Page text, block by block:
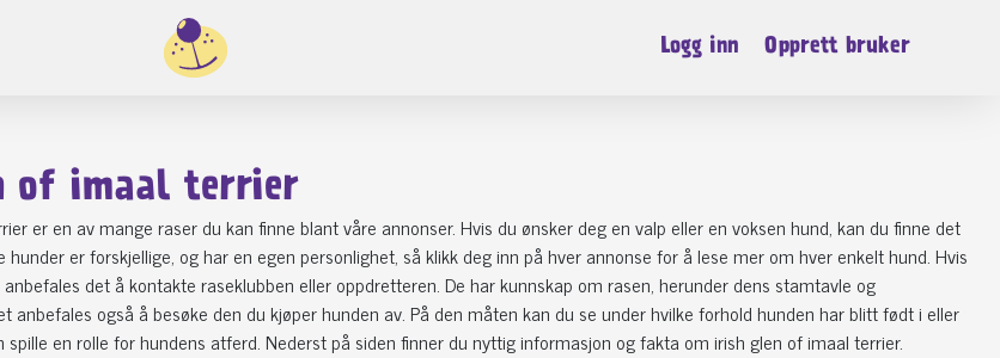
Logg inn Opprett bruker
of imaal terrier
er en av mange raser du kan finne blant våre annonser. Hvis du ønsker deg en valp eller en voksen hund, kan du finne det
hunder er forskjellige, og har en egen personlighet, så klikk deg inn på hver annonse for å lese mer om hver enkelt hund. Hvis
det å kontakte raseklubben eller oppdretteren. De har kunnskap om rasen, herunder dens stamtavle og
anbefales også å besøke den du kjøper hunden av. På den måten kan du se under hvilke forhold hunden har blitt født i eller
spille en rolle for hundens atferd. Nederst på siden finner du nyttig informasjon og fakta om irish glen of imaal terrier.